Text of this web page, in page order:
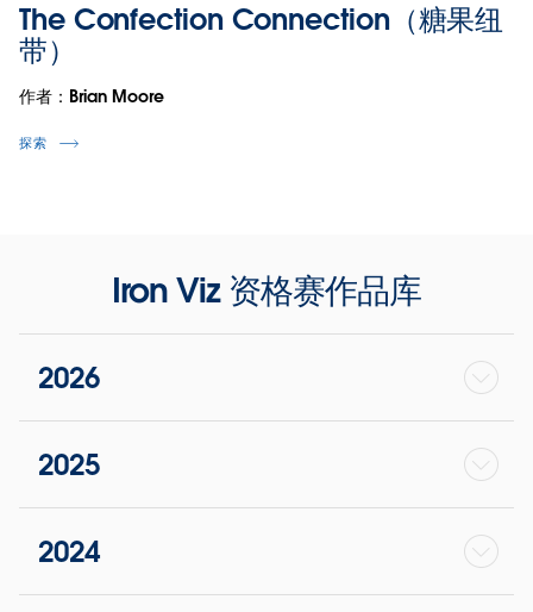
The Confection Connection（糖果纽
带）
作者：Brian Moore
探索
Iron Viz 资格赛作品库
2026
2025
2024